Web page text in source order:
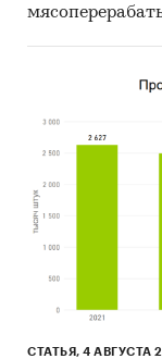
СТАТЬЯ, 4 АВГУСТА